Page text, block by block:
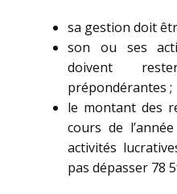
sa gestion doit
son ou ses
doivent
prépondérantes ;
le montant des
cours de
activités
pas dépasser 78